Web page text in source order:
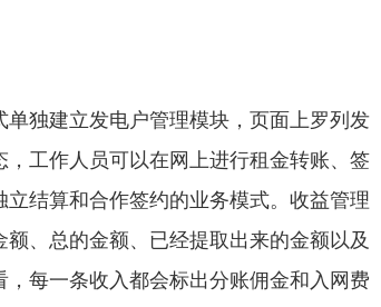
独建立发电户管理模块，页面上罗列发
工作人员可以在网上进行租金转账、签
结算和合作签约的业务模式。收益管理
、总的金额、已经提取出来的金额以及
每一条收入都会标出分账佣金和入网费